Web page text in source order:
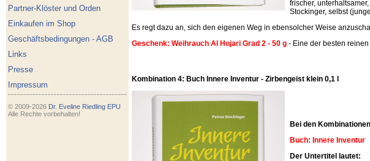
Partner-Klöster und Orden
Einkaufen im Shop
Geschäftsbedingungen - AGB
Links
Presse
Impressum
© 2009-2026 Dr. Eveline Riedling EPU
Alle Rechte vorbehalten!
frischer,
Stockinger, selbst
Es regt dazu an, sich den eigenen Weg in ebensolcher Weise
Geschenk: Weihrauch Al Hojari Grad 2 - 50 g - Eine der besten
Kombination 4: Buch Innere Inventur - Zirbengeist klein 0,1 l
Bei den
Buch: Innere Inventur
Der Untertitel lautet: